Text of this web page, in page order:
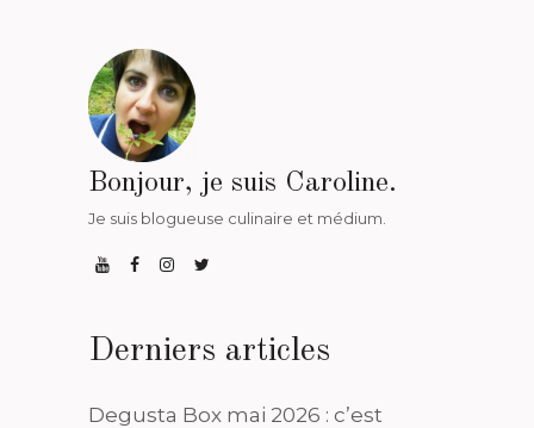
Bonjour, je suis Caroline.
Je suis blogueuse culinaire et médium.
Derniers articles
Degusta Box mai 2026 : c’est